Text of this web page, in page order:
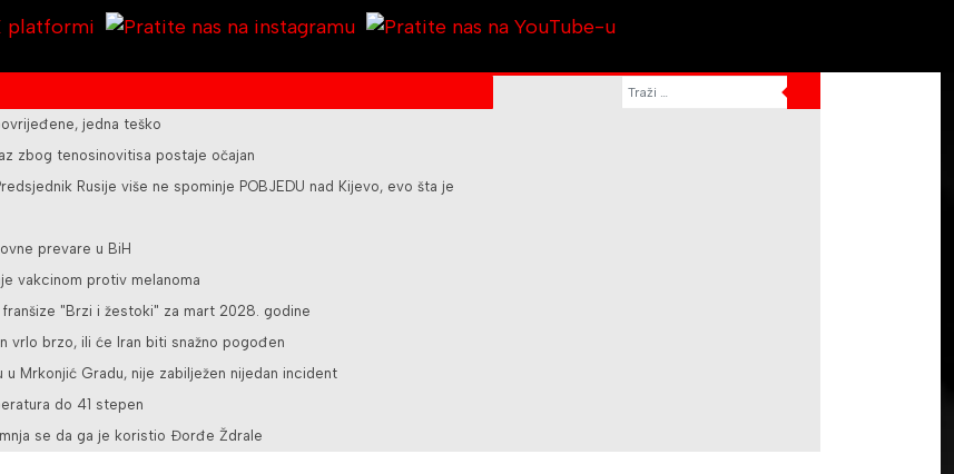
jedna teško
zbog tenosinovitisa postaje očajan
Rusije više ne spominje POBJEDU nad Kijevo, evo šta je
prevare u BiH
vakcinom protiv melanoma
"Brzi i žestoki" za mart 2028. godine
vrlo brzo, ili će Iran biti snažno pogođen
u Mrkonjić Gradu, nije zabilježen nijedan incident
do 41 stepen
se da ga je koristio Đorđe Ždrale